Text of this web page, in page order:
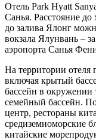
Отель Park Hyatt
Санья. Расстояние
до залива Ялонг
вокзала Ялунвань –
аэропорта Санья
На территории отеля
включая крытый
бассейн в окружении
семейный бассейн.
центр, рестораны
средиземноморские
китайские